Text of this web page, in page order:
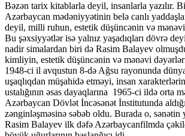
Bəzən tarix kitablarla deyil, insanlarla yazılır. Bir xalqın yaddaşı arxivlərdə yox, sənətkarların yaratdığı obrazlarda yaşayır.
Azərbaycan mədəniyyətinin belə canlı
deyil, milli ruhun, estetik düşüncənin və
Bu şəxsiyyətlər isə yalnız yaşadıqları dövrə
nadir simalardan biri də Rasim Balayev
kimliyin, estetik düşüncənin və mənəvi
1948-ci il avqustun 8-də Ağsu rayonunda
uşaqlıqdan müşahidə etməyi, insan
ustalığının əsas dayaqlarına 1965-ci ildə
Azərbaycan Dövlət İncəsənət İnstitutunda
zənginləşməsinə səbəb oldu. Burada o, sənətin
Rasim Balayev ilk dəfə Azərbaycanfilmda